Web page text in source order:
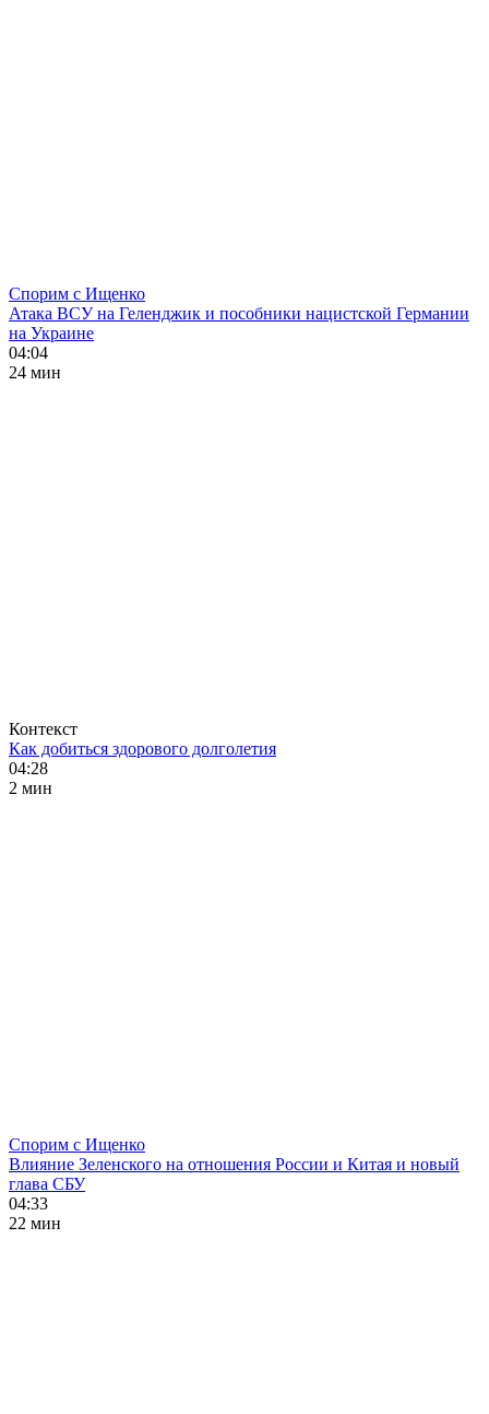
Спорим с Ищенко
Атака ВСУ на Геленджик и пособники нацистской Германии
на Украине
04:04
24 мин
Контекст
Как добиться здорового долголетия
04:28
2 мин
Спорим с Ищенко
Влияние Зеленского на отношения России и Китая и новый
глава СБУ
04:33
22 мин